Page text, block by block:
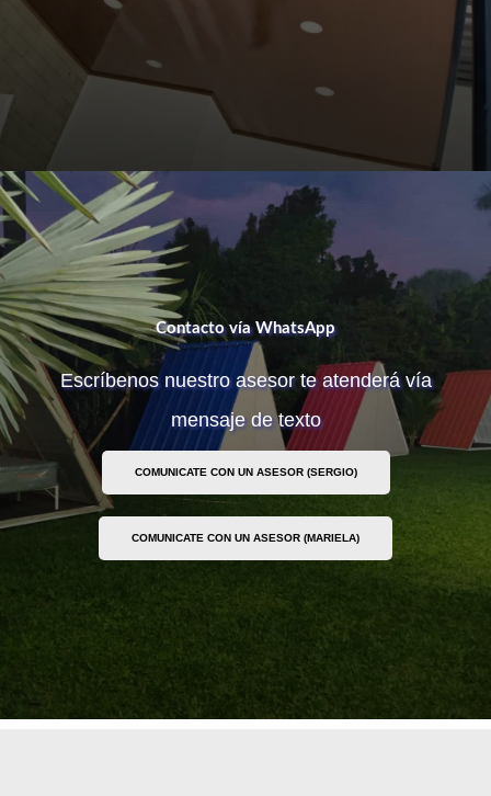
Contacto vía WhatsApp
Escríbenos nuestro asesor te atenderá vía
mensaje de texto
COMUNICATE CON UN ASESOR (SERGIO)
COMUNICATE CON UN ASESOR (MARIELA)